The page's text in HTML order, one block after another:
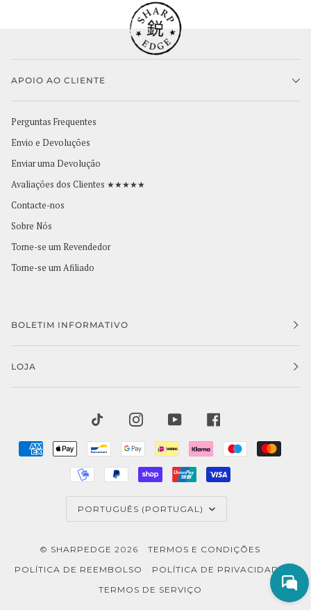
APOIO AO CLIENTE
Perguntas Frequentes
Envio e Devoluções
Enviar uma Devolução
Avaliações dos Clientes ★★★★★
Contacte-nos
Sobre Nós
Torne-se um Revendedor
Torne-se um Afiliado
BOLETIM INFORMATIVO
LOJA
TIKTOK INSTAGRAMYOUTUBE
AMERICANAPPLE
BANCONTACT
GOOGLEIDEAL KLARNA MAESTRO
MOBILEPAY
PAYPAL
SHOPIFY UNIONPAY
IDIOMA
PORTUGUÊS (PORTUGAL)
© SHARPEDGE 2026
TERMOS E CONDIÇÕES
POLÍTICA DE REEMBOLSO
POLÍTICA DE PRIVACIDADE
TERMOS DE SERVIÇO